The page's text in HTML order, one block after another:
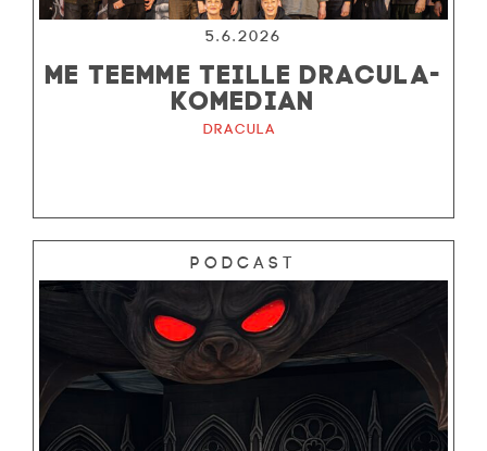
5.6.2026
ME TEEMME TEILLE DRACULA-
KOMEDIAN
Dracula
Podcast